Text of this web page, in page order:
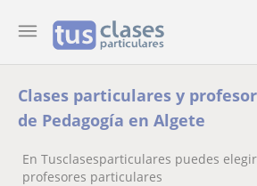
Clases particulares y
de Pedagogía en Algete
En Tusclasesparticulares puedes
profesores particulares